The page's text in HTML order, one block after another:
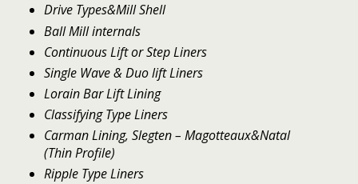
Drive Types&Mill Shell
Ball Mill internals
Continuous Lift or Step Liners
Single Wave & Duo lift Liners
Lorain Bar Lift Lining
Classifying Type Liners
Carman Lining, Slegten – Magotteaux&Natal
(Thin Profile)
Ripple Type Liners